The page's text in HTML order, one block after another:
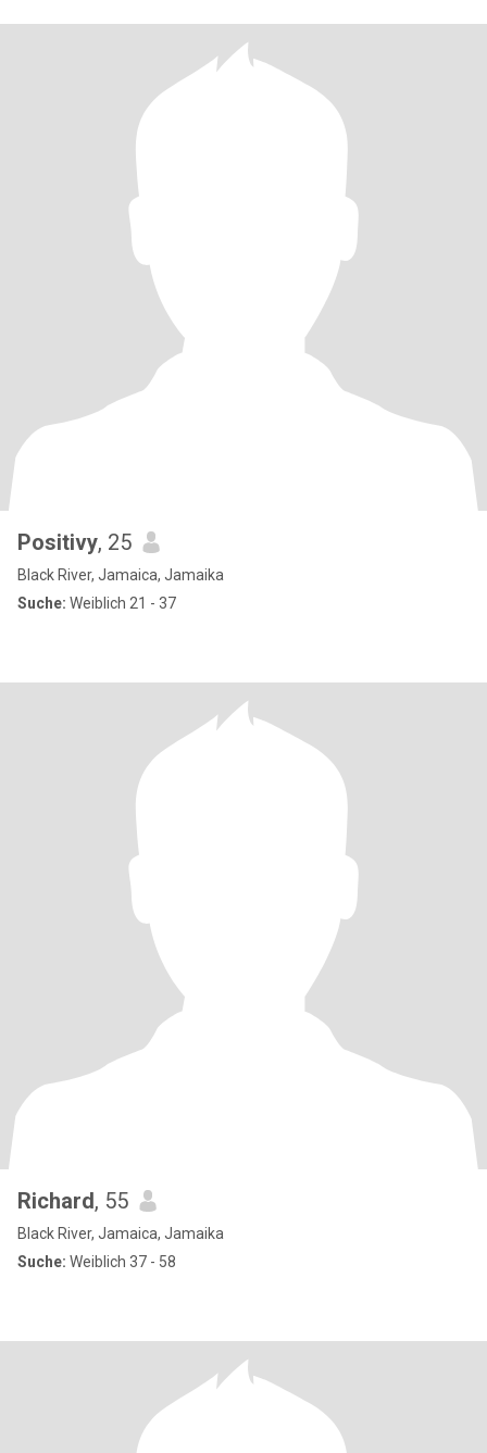
Positivy, 25
Black River, Jamaica, Jamaika
Suche: Weiblich 21 - 37
Richard, 55
Black River, Jamaica, Jamaika
Suche: Weiblich 37 - 58